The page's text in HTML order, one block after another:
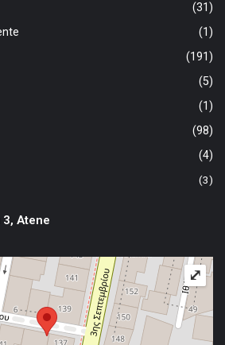
(31)
(1)
(191)
(5)
(1)
(98)
(4)
(3)
Atene
⤢